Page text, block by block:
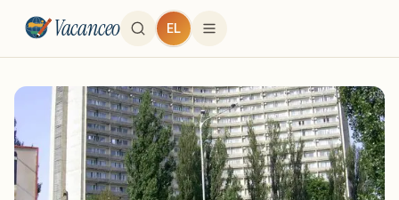
Vacanceo EL